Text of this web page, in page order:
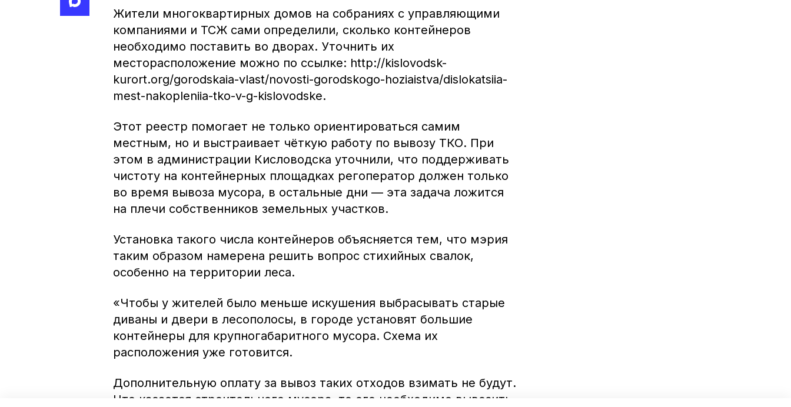
Жители многоквартирных домов на собраниях с управляющими
компаниями и ТСЖ сами определили, сколько контейнеров
необходимо поставить во дворах. Уточнить их
месторасположение можно по ссылке: http://kislovodsk-
kurort.org/gorodskaia-vlast/novosti-gorodskogo-hoziaistva/dislokatsiia-
mest-nakopleniia-tko-v-g-kislovodske.
Этот реестр помогает не только ориентироваться самим
местным, но и выстраивает чёткую работу по вывозу ТКО. При
этом в администрации Кисловодска уточнили, что поддерживать
чистоту на контейнерных площадках регоператор должен только
во время вывоза мусора, в остальные дни — эта задача ложится
на плечи собственников земельных участков.
Установка такого числа контейнеров объясняется тем, что мэрия
таким образом намерена решить вопрос стихийных свалок,
особенно на территории леса.
«Чтобы у жителей было меньше искушения выбрасывать старые
диваны и двери в лесополосы, в городе установят большие
контейнеры для крупногабаритного мусора. Схема их
расположения уже готовится.
Дополнительную оплату за вывоз таких отходов взимать не будут.
Что касается строительного мусора, то его необходимо вывозить